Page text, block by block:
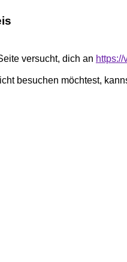
versucht, dich an
besuchen möchtest,